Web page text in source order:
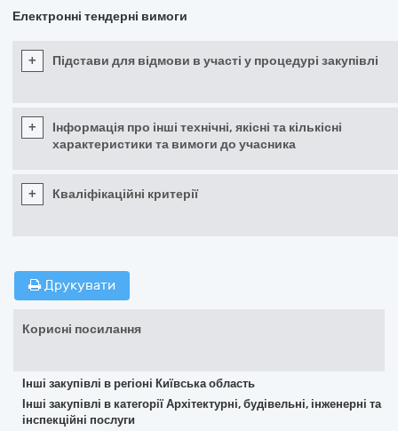
Електронні тендерні вимоги
+ Підстави для відмови в участі у процедурі закупівлі
+
Інформація про інші технічні, якісні та кількісні
характеристики та вимоги до учасника
+ Кваліфікаційні критерії
Друкувати
Корисні посилання
Інші закупівлі в регіоні Київська область
Інші закупівлі в категорії Архітектурні, будівельні, інженерні та
інспекційні послуги